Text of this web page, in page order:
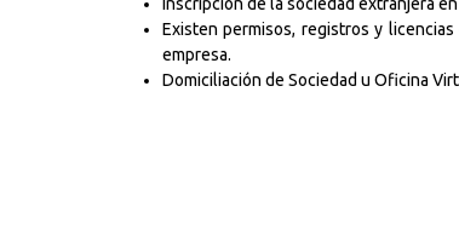
Existen permisos, registros y
empresa.
Domiciliación de Sociedad u Oficina